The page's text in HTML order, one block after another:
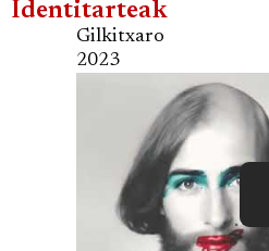
Identitarteak
Gilkitxaro
2023